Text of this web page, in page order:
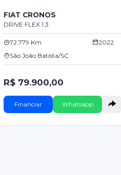
FIAT CRONOS
DRIVE FLEX 1.3
72.779 Km
2022
São João Batista/SC
R$ 79.900,00
Financiar Whatsapp